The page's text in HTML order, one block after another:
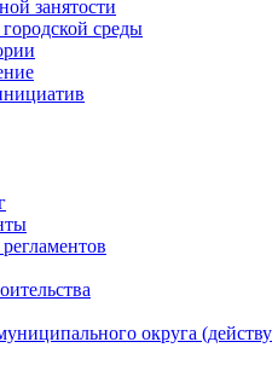
занятости
среды
округа